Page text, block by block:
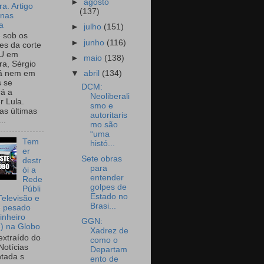
Artigo
sob os
da corte
em
Sérgio
nem em
se
a
Lula.
últimas
Tem
er
destr
ói a
Rede
Públi
e
pesado
na Globo
do
s
►agosto
(137)
► julho (151)
► junho (116)
► maio (138)
▼abril (134)
DCM:
Neoliberali
smo e
autoritaris
mo são
“uma
histó...
Sete obras
para
entender
golpes de
Estado no
Brasi...
GGN:
Xadrez de
como o
Departam
ento de